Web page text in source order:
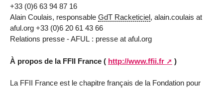
+33 (0)6 63 94 87 16
Alain Coulais, responsable GdT Racketiciel, alain.coulais at
aful.org +33 (0)6 20 61 43 66
Relations presse - AFUL : presse at aful.org
À propos de la FFII France ( http://www.ffii.fr )
La FFII France est le chapitre français de la Fondation pour